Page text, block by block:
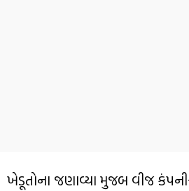
ખેડૂતોના જણાવ્યા મુજબ વીજ